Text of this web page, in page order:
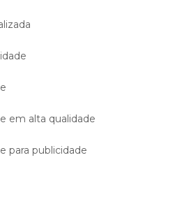
em alta qualidade
para publicidade